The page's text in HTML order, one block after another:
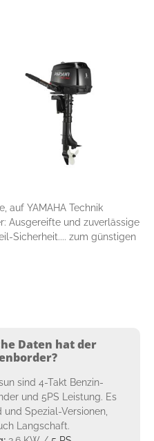
auf YAMAHA Technik
Ausgereifte und zuverlässige
Sicherheit.... zum günstigen
Daten hat der
sind 4-Takt Benzin-
und 5PS Leistung. Es
Spezial-Versionen,
Langschaft.